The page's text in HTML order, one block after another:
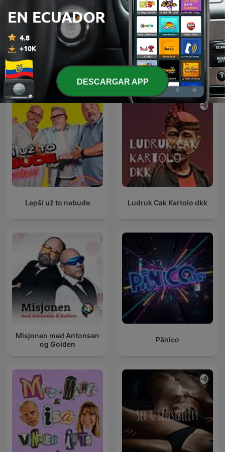
LA TREMENDA CORTE
LA TREMENDA CORTE
TRES PATINES
Más podcasts internacionales de Comedia
Lepší už to nebude Ludruk Cak Kartolo dkk
Misjonen med Antonsen
og Golden
Pânico
DESCARGAR APP